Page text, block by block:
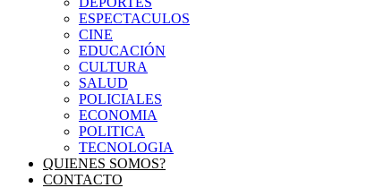
ESPECTACULOS
CINE
EDUCACIÓN
CULTURA
SALUD
POLICIALES
ECONOMIA
POLITICA
TECNOLOGIA
QUIENES SOMOS?
CONTACTO